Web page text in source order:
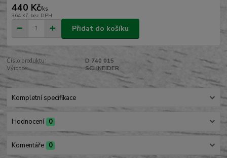
440 Kč/ks
364 Kč bez DPH
Přidat do košíku
Číslo produktu:
D 740 015
Výrobce:
SCHNEIDER
Kompletní specifikace
Hodnocení 0
Komentáře 0